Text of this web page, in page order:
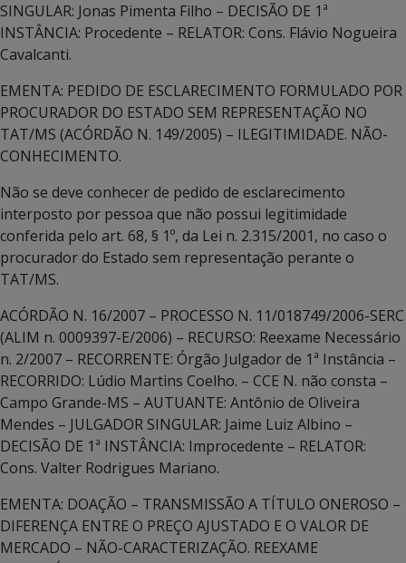
SINGULAR: Jonas Pimenta Filho – DECISÃO DE 1ª
INSTÂNCIA: Procedente – RELATOR: Cons. Flávio Nogueira
Cavalcanti.
EMENTA: PEDIDO DE ESCLARECIMENTO FORMULADO POR
PROCURADOR DO ESTADO SEM REPRESENTAÇÃO NO
TAT/MS (ACÓRDÃO N. 149/2005) – ILEGITIMIDADE. NÃO-
CONHECIMENTO.
Não se deve conhecer de pedido de esclarecimento
interposto por pessoa que não possui legitimidade
conferida pelo art. 68, § 1º, da Lei n. 2.315/2001, no caso o
procurador do Estado sem representação perante o
TAT/MS.
ACÓRDÃO N. 16/2007 – PROCESSO N. 11/018749/2006-SERC
(ALIM n. 0009397-E/2006) – RECURSO: Reexame Necessário
n. 2/2007 – RECORRENTE: Órgão Julgador de 1ª Instância –
RECORRIDO: Lúdio Martins Coelho. – CCE N. não consta –
Campo Grande-MS – AUTUANTE: Antônio de Oliveira
Mendes – JULGADOR SINGULAR: Jaime Luiz Albino –
DECISÃO DE 1ª INSTÂNCIA: Improcedente – RELATOR:
Cons. Valter Rodrigues Mariano.
EMENTA: DOAÇÃO – TRANSMISSÃO A TÍTULO ONEROSO –
DIFERENÇA ENTRE O PREÇO AJUSTADO E O VALOR DE
MERCADO – NÃO-CARACTERIZAÇÃO. REEXAME